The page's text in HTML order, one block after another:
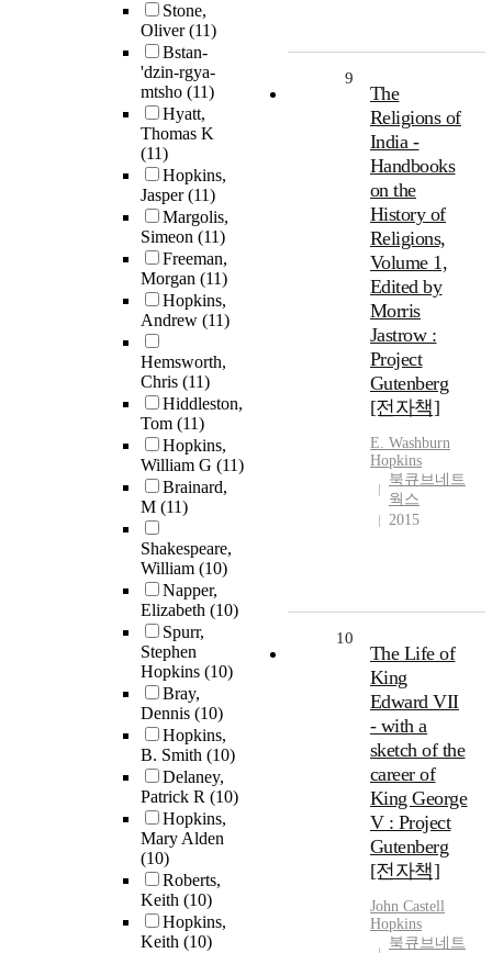
Stone,
Oliver(11)
Bstan-
'dzin-rgya-
mtsho (11)
Hyatt,
Thomas K
(11)
Hopkins,
Jasper(11)
Margolis,
Simeon (11)
Freeman,
Morgan (11)
Hopkins,
Andrew (11)
Hemsworth,
Chris (11)
Hiddleston,
Tom (11)
Hopkins,
William G (11)
Brainard,
M (11)
Shakespeare,
William (10)
Napper,
Elizabeth (10)
Spurr,
Stephen
Hopkins (10)
Bray,
Dennis (10)
Hopkins,
B. Smith (10)
Delaney,
Patrick R (10)
Hopkins,
Mary Alden
(10)
Roberts,
Keith (10)
Hopkins,
Keith (10)
9
The
Religions of
India -
Handbooks
on the
History of
Religions,
Volume 1,
Edited by
Morris
Jastrow :
Project
Gutenberg
[전자책]
E. Washburn
Hopkins
북큐브네트
웍스
2015
10
The Life of
King
Edward VII
- with a
sketch of the
career of
King George
V : Project
Gutenberg
[전자책]
John Castell
Hopkins
북큐브네트